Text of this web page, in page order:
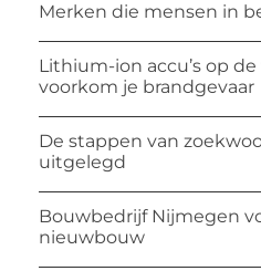
Merken die mensen in
Lithium-ion accu’s op
voorkom je brandgevaar
De stappen van
uitgelegd
Bouwbedrijf Nijmegen
nieuwbouw